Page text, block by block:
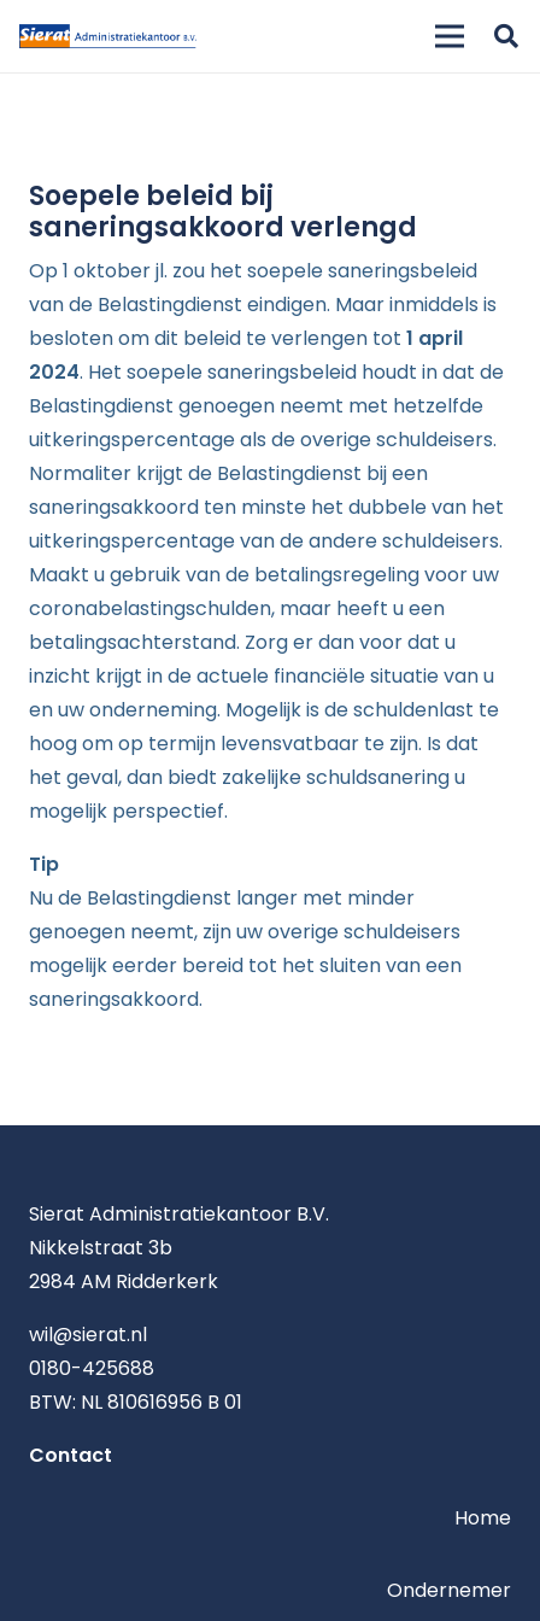
Soepele beleid bij
saneringsakkoord verlengd
Op 1 oktober jl. zou het soepele saneringsbeleid
van de Belastingdienst eindigen. Maar inmiddels is
besloten om dit beleid te verlengen tot 1 april
2024. Het soepele saneringsbeleid houdt in dat de
Belastingdienst genoegen neemt met hetzelfde
uitkeringspercentage als de overige schuldeisers.
Normaliter krijgt de Belastingdienst bij een
saneringsakkoord ten minste het dubbele van het
uitkeringspercentage van de andere schuldeisers.
Maakt u gebruik van de betalingsregeling voor uw
coronabelastingschulden, maar heeft u een
betalingsachterstand. Zorg er dan voor dat u
inzicht krijgt in de actuele financiële situatie van u
en uw onderneming. Mogelijk is de schuldenlast te
hoog om op termijn levensvatbaar te zijn. Is dat
het geval, dan biedt zakelijke schuldsanering u
mogelijk perspectief.
Tip
Nu de Belastingdienst langer met minder
genoegen neemt, zijn uw overige schuldeisers
mogelijk eerder bereid tot het sluiten van een
saneringsakkoord.
Sierat Administratiekantoor B.V.
Nikkelstraat 3b
2984 AM Ridderkerk
wil@sierat.nl
0180-425688
BTW: NL 810616956 B 01
Contact
Home
Ondernemer